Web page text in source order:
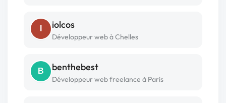
iolcos
Développeur web à Chelles
B benthebest
Développeur web freelance à Paris